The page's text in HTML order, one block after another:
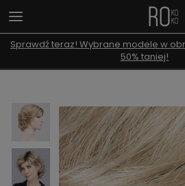
Sprawdź teraz! Wybrane modele w
50% taniej!